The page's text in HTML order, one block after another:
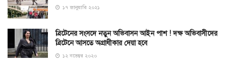
১৭ জানুয়ারি ২০২১
ব্রিটেনের সংসদে নতুন অভিবাসন আইন পাশ ! দক্ষ অভিবাসীদের
ব্রিটেনে আসতে অগ্রাধীকার দেয়া হবে
১২ নভেম্বর ২০২০